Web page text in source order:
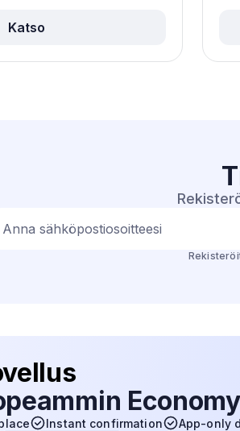
Katso
Anna sähköpostiosoitteesi
Instant confirmation App-only